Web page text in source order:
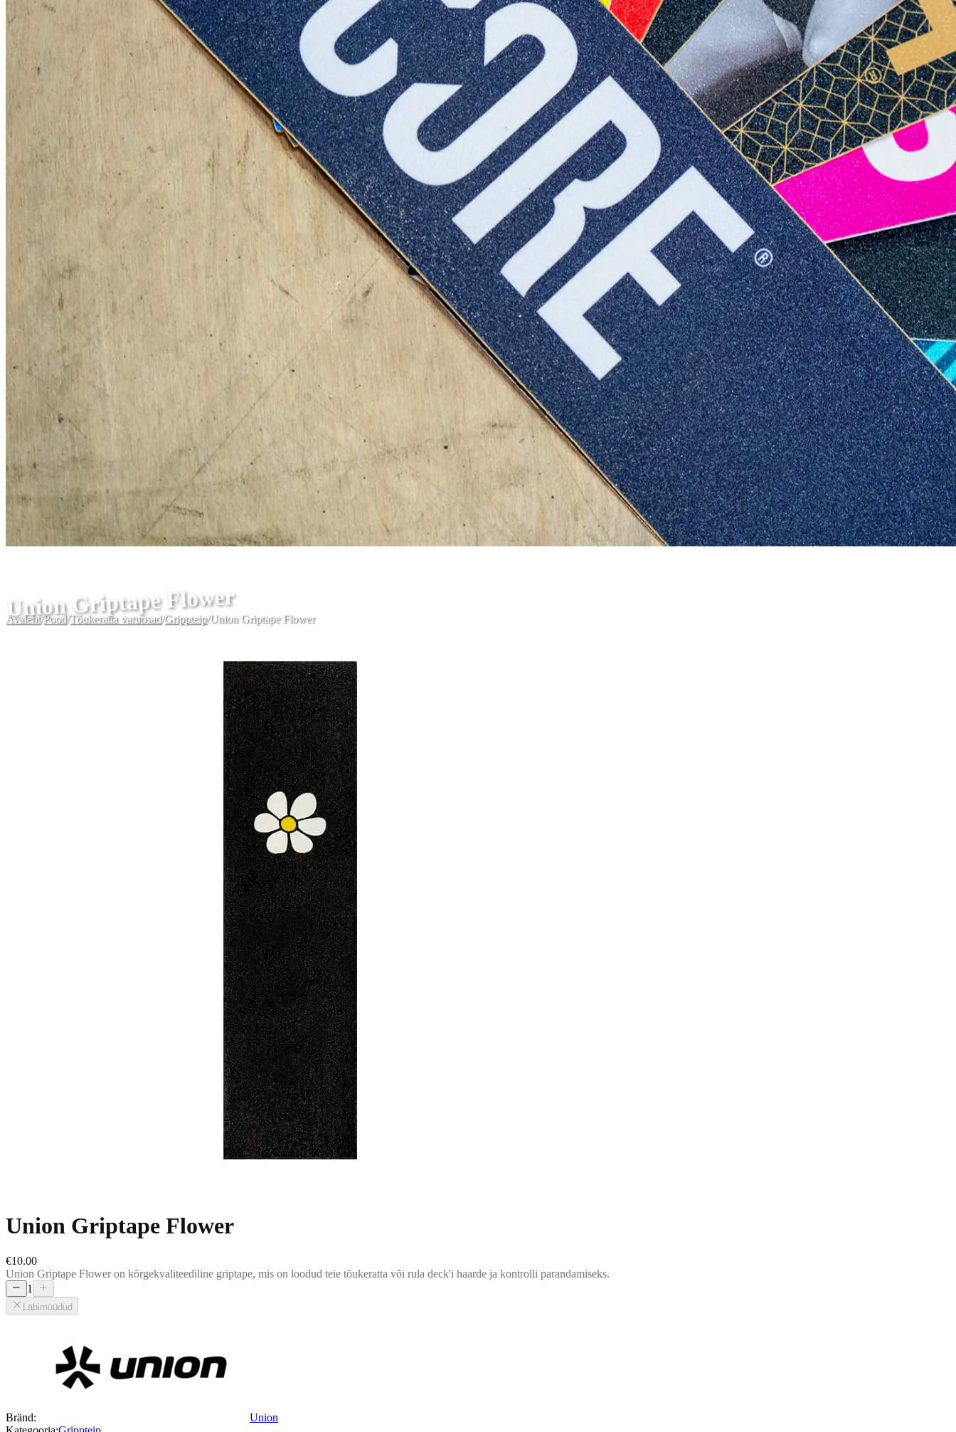
Union Griptape Flower
Avaleht/Pood/Tõukeratta varuosad/Grippteip/Union Griptape Flower
Union Griptape Flower
€10.00
Union Griptape Flower on kõrgekvaliteediline griptape, mis on loodud teie tõukeratta või rula deck'i haarde ja kontrolli parandamiseks.
1
Läbimüüdud
Bränd:
Union